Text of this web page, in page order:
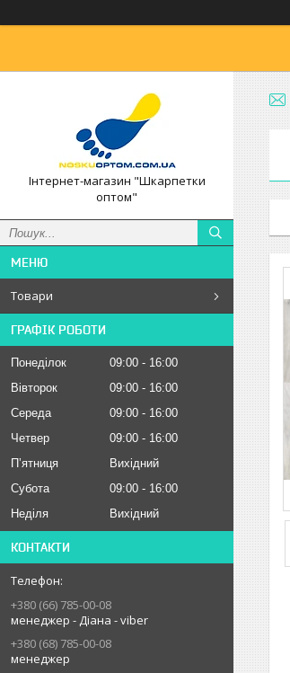
Інтернет-магазин "Шкарпетки
оптом"
Товари
ГРАФІК РОБОТИ
Понеділок 09:00
16:00
Вівторок
09:00
16:00
Середа
09:00
16:00
Четвер
09:00
16:00
Пʼятниця
Вихідний
Субота
09:00
16:00
Неділя
Вихідний
КОНТАКТИ
+380 (66) 785-00-08
менеджер - Діана - viber
+380 (68) 785-00-08
менеджер